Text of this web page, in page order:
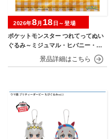
ポケットモンスター つれてってぬい
ぐるみ～ミジュマル・ヒバニー・ニ
2026年8月 18 日～登場